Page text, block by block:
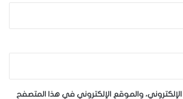
والموقع الإلكتروني في هذا المتصفح